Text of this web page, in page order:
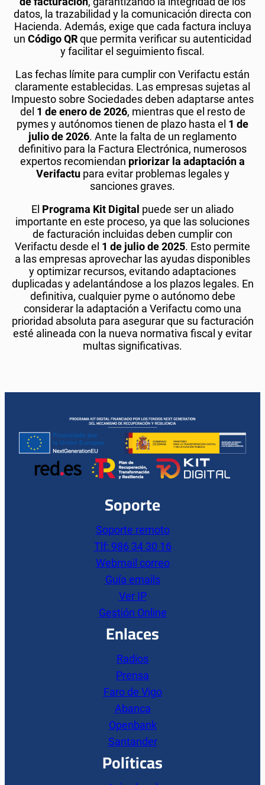
datos, la trazabilidad y la comunicación directa con
Hacienda. Además, exige que cada factura incluya
un Código QRque permita verificar su autenticidad
y facilitar el seguimiento fiscal.
Las fechas límite para cumplir con Verifactu están
claramente establecidas. Las empresas sujetas al
Impuesto sobre Sociedades deben adaptarse antes
del 1 de enero de 2026, mientras que el resto de
pymes y autónomos tienen de plazo hasta el 1 de
julio de 2026. Ante la falta de un reglamento
definitivo para la Factura Electrónica, numerosos
expertos recomiendan priorizar la adaptación a
Verifactupara evitar problemas legales y
sanciones graves.
El Programa Kit Digital puede ser un aliado
importante en este proceso, ya que las soluciones
de facturación incluidas deben cumplir con
Verifactu desde el 1 de julio de 2025. Esto permite
a las empresas aprovechar las ayudas disponibles
y optimizar recursos, evitando adaptaciones
duplicadas y adelantándose a los plazos legales. En
definitiva, cualquier pyme o autónomo debe
considerar la adaptación a Verifactu como una
prioridad absoluta para asegurar que su facturación
esté alineada con la nueva normativa fiscal y evitar
multas significativas.
Soporte
Soporte remoto
Tlf: 986 34 30 16
Webmail correo
Guía emails
Ver IP
Gestión Online
Enlaces
Radios
Prensa
Faro de Vigo
Abanca
Openbank
Santander
Políticas